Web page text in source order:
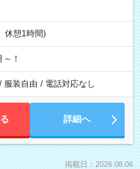
休憩1時間)
！
/ 服装自由 / 電話対応なし
詳細へ
掲載日：2026.08.06